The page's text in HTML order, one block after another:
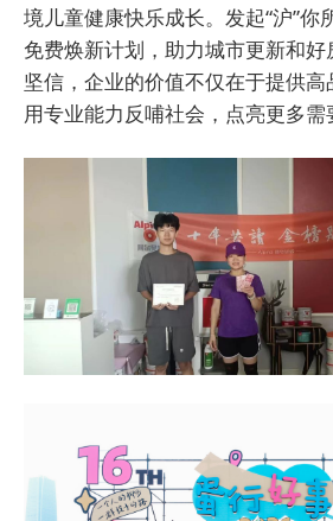
境儿童健康快乐成长。发起“沪”
免费焕新计划，助力城市更新和
坚信，企业的价值不仅在于提供
用专业能力反哺社会，点亮更多需